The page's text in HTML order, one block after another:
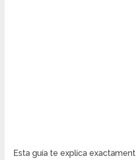
Esta guía te explica